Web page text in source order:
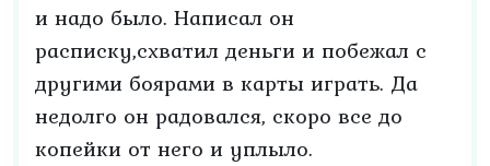
и надо было. Написал он
расписку,схватил деньги и побежал с
другими боярами в карты играть. Да
недолго он радовался, скоро все до
копейки от него и уплыло.